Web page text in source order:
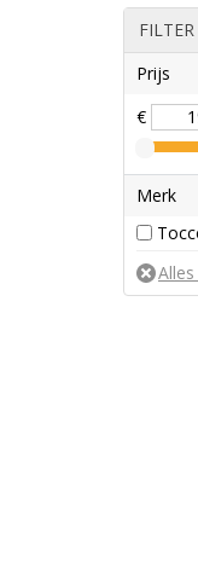
FILTER
Prijs
€
Merk